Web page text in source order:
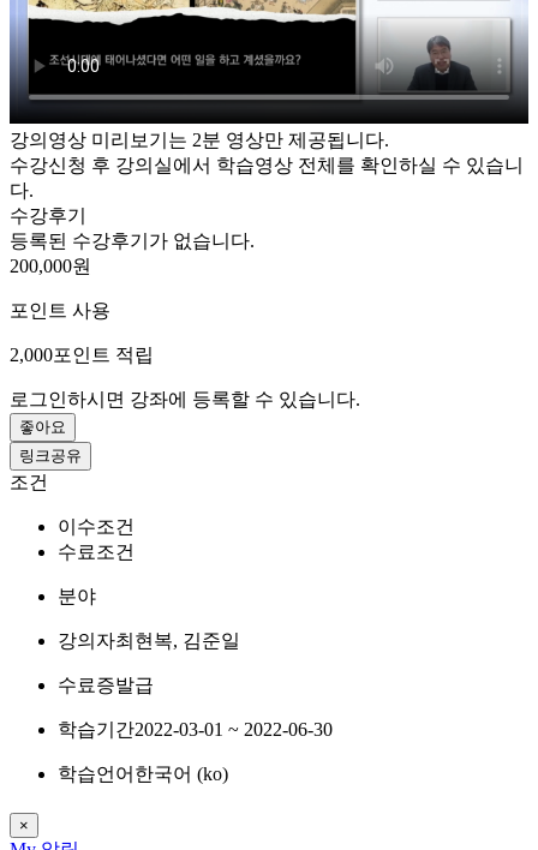
강의영상 미리보기는 2분 영상만 제공됩니다.
수강신청 후 강의실에서 학습영상 전체를 확인하실 수 있습니
다.
수강후기
등록된 수강후기가 없습니다.
200,000원
포인트 사용
2,000포인트 적립
로그인하시면 강좌에 등록할 수 있습니다.
좋아요
링크공유
조건
이수조건
수료조건
분야
강의자최현복, 김준일
수료증발급
학습기간2022-03-01 ~ 2022-06-30
학습언어 한국어 ‎(ko)‎
×